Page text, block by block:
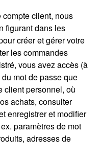
client, nous
figurant dans les
créer et gérer votre
les commandes
vous avez accès (à
mot de passe que
client personnel, où
achats, consulter
enregistrer et modifier
paramètres de mot
adresses de